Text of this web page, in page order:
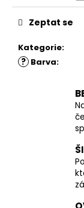
Kategorie:
? Barva:
Zeptat se